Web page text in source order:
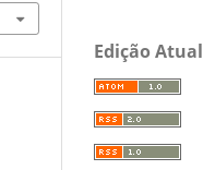
Edição Atual